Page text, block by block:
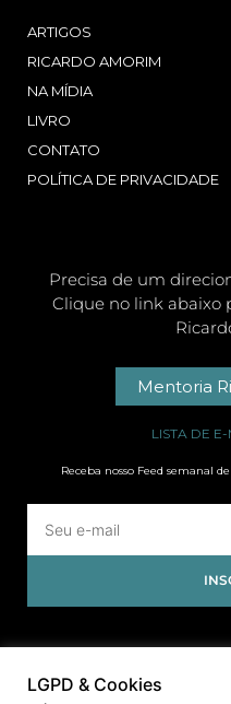
ARTIGOS
RICARDO AMORIM
NA MÍDIA
LIVRO
CONTATO
POLÍTICA DE PRIVACIDADE
Precisa de um
Clique no link abaixo
Mentoria
LISTA DE
Receba nosso Feed semanal
LGPD & Cookies